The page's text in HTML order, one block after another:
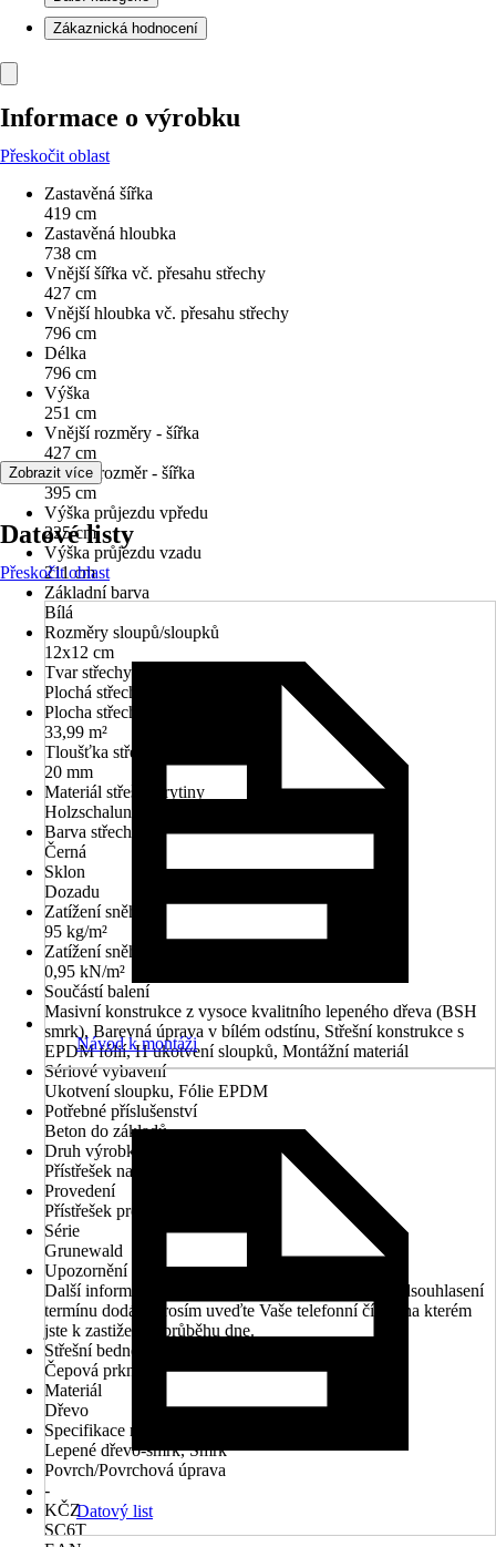
Zákaznická hodnocení
Informace o výrobku
Přeskočit oblast
Zastavěná šířka
419 cm
Zastavěná hloubka
738 cm
Vnější šířka vč. přesahu střechy
427 cm
Vnější hloubka vč. přesahu střechy
796 cm
Délka
796 cm
Výška
251 cm
Vnější rozměry - šířka
427 cm
Vnitřní rozměr - šířka
395 cm
Výška průjezdu vpředu
225 cm
Výška průjezdu vzadu
211 cm
Základní barva
Bílá
Rozměry sloupů/sloupků
12x12 cm
Tvar střechy
Plochá střecha
Plocha střechy
33,99 m²
Tloušťka střechy
20 mm
Materiál střešní krytiny
Holzschalung, Fólie EPDM
Barva střechy
Černá
Sklon
Dozadu
Zatížení sněhem
95 kg/m²
Zatížení sněhem
0,95 kN/m²
Součástí balení
Masivní konstrukce z vysoce kvalitního lepeného dřeva (BSH
smrk), Barevná úprava v bílém odstínu, Střešní konstrukce s
EPDM fólií, H ukotvení sloupků, Montážní materiál
Sériové vybavení
Ukotvení sloupku, Fólie EPDM
Potřebné příslušenství
Beton do základů
Druh výrobku
Přístřešek na auto
Provedení
Přístřešek pro jedno auto
Série
Grunewald
Upozornění
Další informace naleznete v technickém listu. Pro odsouhlasení
termínu dodání prosím uveďte Vaše telefonní číslo, na kterém
jste k zastižení v průběhu dne.
Střešní bednění
Čepová prkna
Materiál
Dřevo
Specifikace materiálu
Lepené dřevo-smrk, Smrk
Povrch/Povrchová úprava
-
KČZ
SC6T
Zobrazit více
Datové listy
Přeskočit oblast
Návod k montáži
Datový list